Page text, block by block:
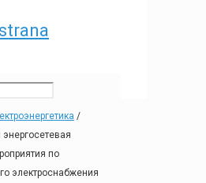
/
по
электроснабжения